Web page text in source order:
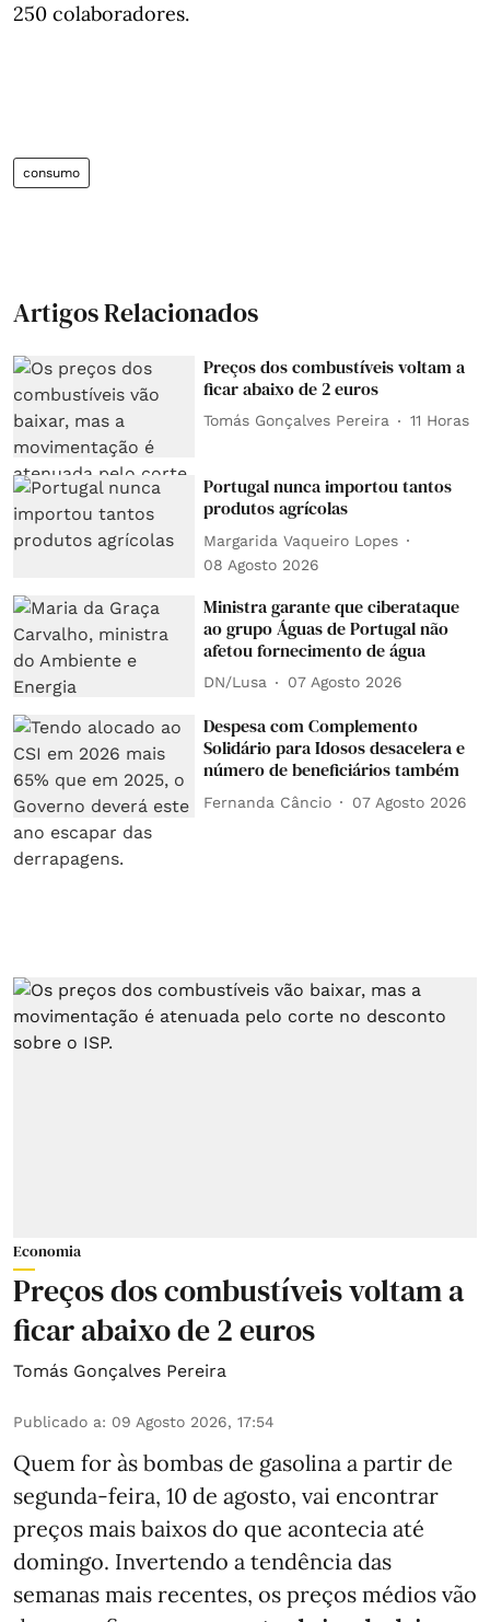
250 colaboradores.
consumo
Artigos Relacionados
Preços dos combustíveis voltam a
ficar abaixo de 2 euros
Tomás Gonçalves Pereira 11 Horas
Portugal nunca importou tantos
produtos agrícolas
Margarida Vaqueiro Lopes
08 Agosto 2026
Ministra garante que ciberataque
ao grupo Águas de Portugal não
afetou fornecimento de água
DN/Lusa 07 Agosto 2026
Despesa com Complemento
Solidário para Idosos desacelera e
número de beneficiários também
Fernanda Câncio 07 Agosto 2026
Economia
Preços dos combustíveis voltam a
ficar abaixo de 2 euros
Tomás Gonçalves Pereira
Publicado a: 09 Agosto 2026, 17:54
Quem for às bombas de gasolina a partir de
segunda-feira, 10 de agosto, vai encontrar
preços mais baixos do que acontecia até
domingo. Invertendo a tendência das
semanas mais recentes, os preços médios vão